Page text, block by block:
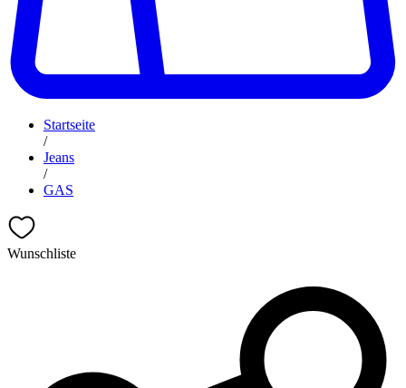
Startseite
/
Jeans
/
GAS
Wunschliste